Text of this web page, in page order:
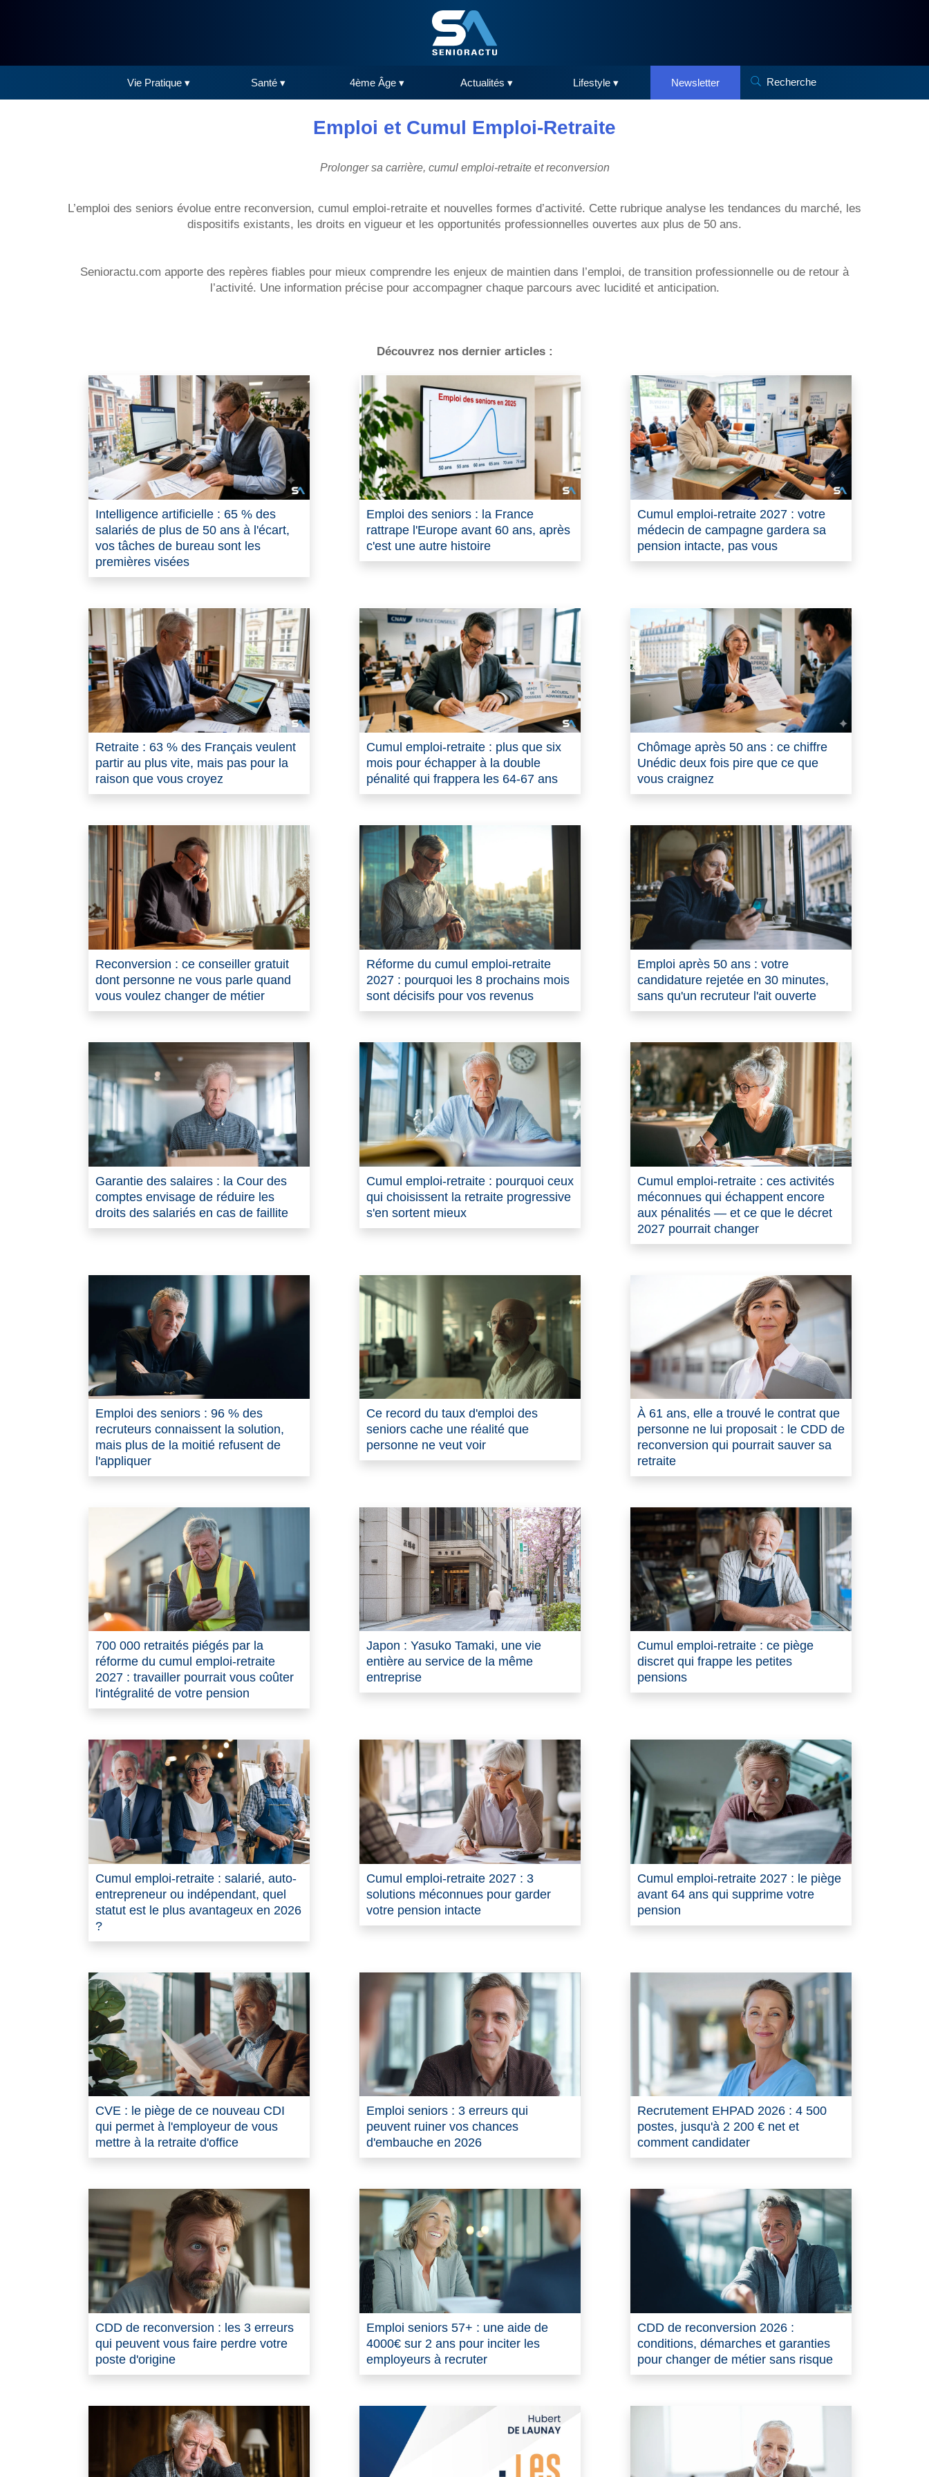
Vie Pratique ▾ Santé ▾ 4ème Âge ▾ Actualités ▾ Lifestyle ▾ Newsletter Recherche
Emploi et Cumul Emploi-Retraite
Prolonger sa carrière, cumul emploi-retraite et reconversion
L’emploi des seniors évolue entre reconversion, cumul emploi-retraite et nouvelles formes d’activité. Cette rubrique analyse les tendances du marché, les
dispositifs existants, les droits en vigueur et les opportunités professionnelles ouvertes aux plus de 50 ans.
Senioractu.com apporte des repères fiables pour mieux comprendre les enjeux de maintien dans l’emploi, de transition professionnelle ou de retour à
l’activité. Une information précise pour accompagner chaque parcours avec lucidité et anticipation.
Découvrez nos dernier articles :
Intelligence artificielle : 65 % des
salariés de plus de 50 ans à l'écart,
vos tâches de bureau sont les
premières visées
Emploi des seniors : la France
rattrape l'Europe avant 60 ans, après
c'est une autre histoire
Cumul emploi-retraite 2027 : votre
médecin de campagne gardera sa
pension intacte, pas vous
Retraite : 63 % des Français veulent
partir au plus vite, mais pas pour la
raison que vous croyez
Cumul emploi-retraite : plus que six
mois pour échapper à la double
pénalité qui frappera les 64-67 ans
Chômage après 50 ans : ce chiffre
Unédic deux fois pire que ce que
vous craignez
Reconversion : ce conseiller gratuit
dont personne ne vous parle quand
vous voulez changer de métier
Réforme du cumul emploi-retraite
2027 : pourquoi les 8 prochains mois
sont décisifs pour vos revenus
Emploi après 50 ans : votre
candidature rejetée en 30 minutes,
sans qu'un recruteur l'ait ouverte
Garantie des salaires : la Cour des
comptes envisage de réduire les
droits des salariés en cas de faillite
Cumul emploi-retraite : pourquoi ceux
qui choisissent la retraite progressive
s'en sortent mieux
Cumul emploi-retraite : ces activités
méconnues qui échappent encore
aux pénalités — et ce que le décret
2027 pourrait changer
Emploi des seniors : 96 % des
recruteurs connaissent la solution,
mais plus de la moitié refusent de
l'appliquer
Ce record du taux d'emploi des
seniors cache une réalité que
personne ne veut voir
À 61 ans, elle a trouvé le contrat que
personne ne lui proposait : le CDD de
reconversion qui pourrait sauver sa
retraite
700 000 retraités piégés par la
réforme du cumul emploi-retraite
2027 : travailler pourrait vous coûter
l'intégralité de votre pension
Japon : Yasuko Tamaki, une vie
entière au service de la même
entreprise
Cumul emploi-retraite : ce piège
discret qui frappe les petites
pensions
Cumul emploi-retraite : salarié, auto-
entrepreneur ou indépendant, quel
statut est le plus avantageux en 2026
?
Cumul emploi-retraite 2027 : 3
solutions méconnues pour garder
votre pension intacte
Cumul emploi-retraite 2027 : le piège
avant 64 ans qui supprime votre
pension
CVE : le piège de ce nouveau CDI
qui permet à l'employeur de vous
mettre à la retraite d'office
Emploi seniors : 3 erreurs qui
peuvent ruiner vos chances
d'embauche en 2026
Recrutement EHPAD 2026 : 4 500
postes, jusqu'à 2 200 € net et
comment candidater
CDD de reconversion : les 3 erreurs
qui peuvent vous faire perdre votre
poste d'origine
Emploi seniors 57+ : une aide de
4000€ sur 2 ans pour inciter les
employeurs à recruter
CDD de reconversion 2026 :
conditions, démarches et garanties
pour changer de métier sans risque